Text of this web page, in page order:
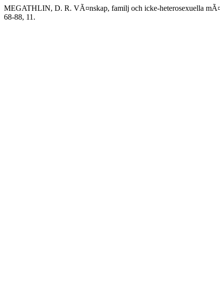
MEGATHLIN, D. R. VÃ¤nskap, familj och icke-heterosexuella
68-88, 11.